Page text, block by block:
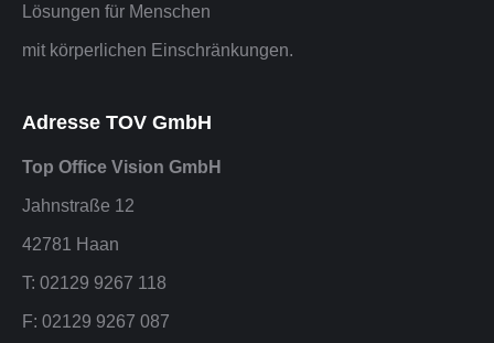
Lösungen für Menschen
mit körperlichen Einschränkungen.
Adresse TOV GmbH
Top Office Vision GmbH
Jahnstraße 12
42781 Haan
T: 02129 9267 118
F: 02129 9267 087